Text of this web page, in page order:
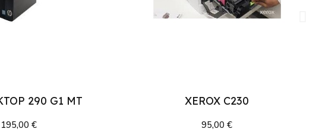
290 G1 MT
195,00 €
XEROX C230
95,00 €